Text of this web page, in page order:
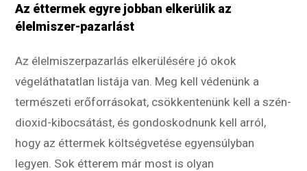
Az éttermek egyre jobban elkerülik az
élelmiszer-pazarlást
Az élelmiszerpazarlás elkerülésére jó okok
végeláthatatlan listája van. Meg kell védenünk a
természeti erőforrásokat, csökkentenünk kell a szén-
dioxid-kibocsátást, és gondoskodnunk kell arról,
hogy az éttermek költségvetése egyensúlyban
legyen. Sok étterem már most is olyan